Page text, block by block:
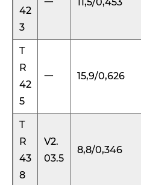
42
3
T
R
42
5
一 15,9/0,626
T
R
43
8
V2.
03.5
8,8/0,346